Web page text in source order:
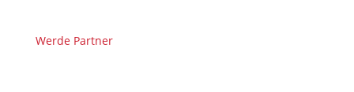
Werde Partner